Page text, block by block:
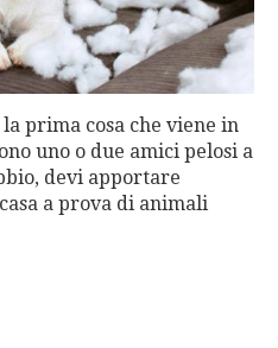
prima cosa che viene in
uno o due amici pelosi a
devi apportare
a prova di animali